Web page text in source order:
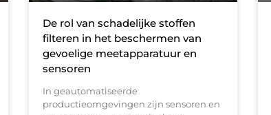
De rol van schadelijke stoffen
filteren in het beschermen van
gevoelige meetapparatuur en
sensoren
In geautomatiseerde
productieomgevingen zijn sensoren en